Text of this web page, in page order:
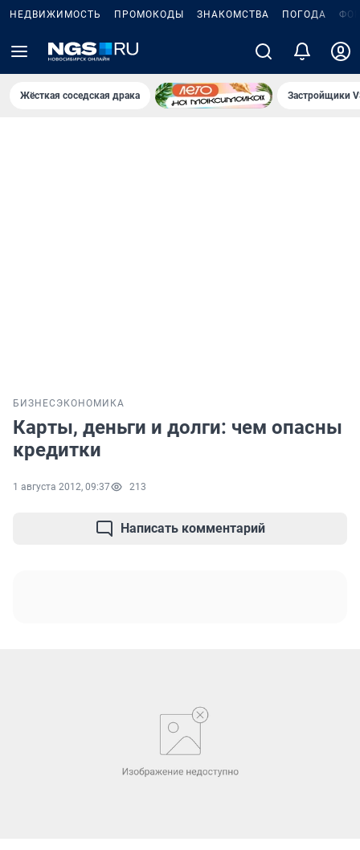
НЕДВИЖИМОСТЬ ПРОМОКОДЫ ЗНАКОМСТВА ПОГОДА
Жёсткая соседская драка Застройщики
БИЗНЕС ЭКОНОМИКА
Карты, деньги и долги: чем опасны
кредитки
1 августа 2012, 09:37 213
Написать комментарий